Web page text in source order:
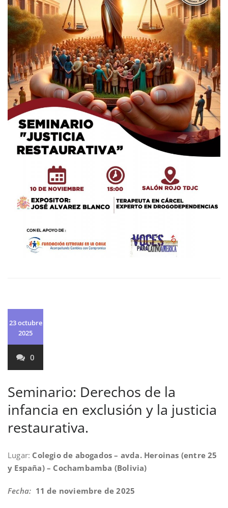
23 octubre
2025
0
Seminario: Derechos de la
infancia en exclusión y la justicia
restaurativa.
Lugar: Colegio de abogados – avda. Heroinas (entre 25
y España) – Cochambamba (Bolivia)
Fecha: 11 de noviembre de 2025